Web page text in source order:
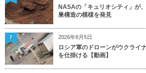
NASAの「キュリオシティ」が
巣構造の模様を発見
2026年8月5日
ロシア軍のドローンがウクライ
を仕掛ける【動画】
7